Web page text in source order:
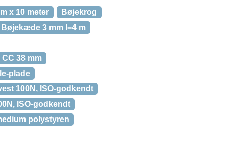
x 10 meter
Bøjekrog
Bøjekæde 3 mm l=4 m
38 mm
plade
100N, ISO-godkendt
ISO-godkendt
polystyren